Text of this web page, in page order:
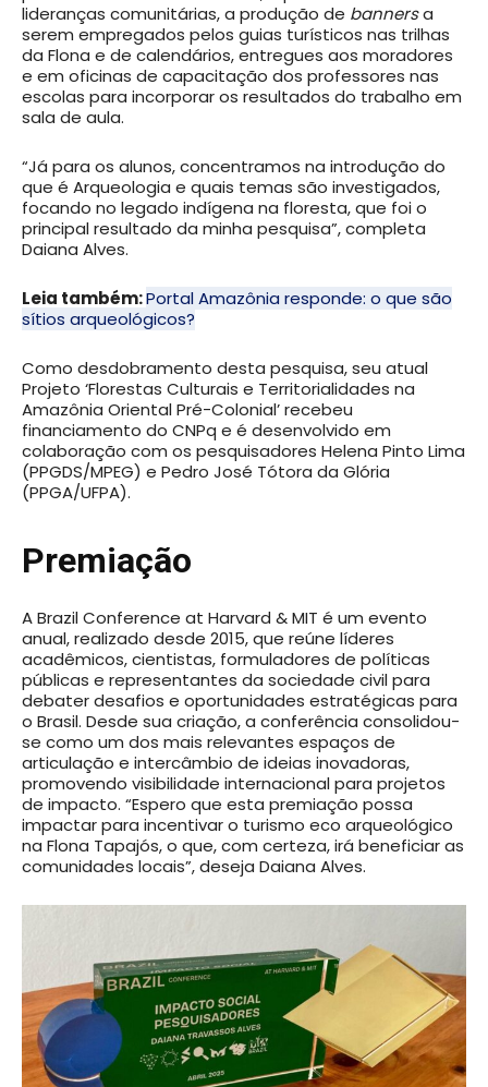
lideranças comunitárias, a produção de bannersa
serem empregados pelos guias turísticos nas trilhas
da Flona e de calendários, entregues aos moradores
e em oficinas de capacitação dos professores nas
escolas para incorporar os resultados do trabalho em
sala de aula.
“Já para os alunos, concentramos na introdução do
que é Arqueologia e quais temas são investigados,
focando no legado indígena na floresta, que foi o
principal resultado da minha pesquisa”, completa
Daiana Alves.
Leia também:Portal Amazônia responde: o que são
sítios arqueológicos?
Como desdobramento desta pesquisa, seu atual
Projeto ‘Florestas Culturais e Territorialidades na
Amazônia Oriental Pré-Colonial’ recebeu
financiamento do CNPq e é desenvolvido em
colaboração com os pesquisadores Helena Pinto Lima
(PPGDS/MPEG) e Pedro José Tótora da Glória
(PPGA/UFPA).
Premiação
A Brazil Conference at Harvard & MIT é um evento
anual, realizado desde 2015, que reúne líderes
acadêmicos, cientistas, formuladores de políticas
públicas e representantes da sociedade civil para
debater desafios e oportunidades estratégicas para
o Brasil. Desde sua criação, a conferência consolidou-
se como um dos mais relevantes espaços de
articulação e intercâmbio de ideias inovadoras,
promovendo visibilidade internacional para projetos
de impacto. “Espero que esta premiação possa
impactar para incentivar o turismo eco arqueológico
na Flona Tapajós, o que, com certeza, irá beneficiar as
comunidades locais”, deseja Daiana Alves.